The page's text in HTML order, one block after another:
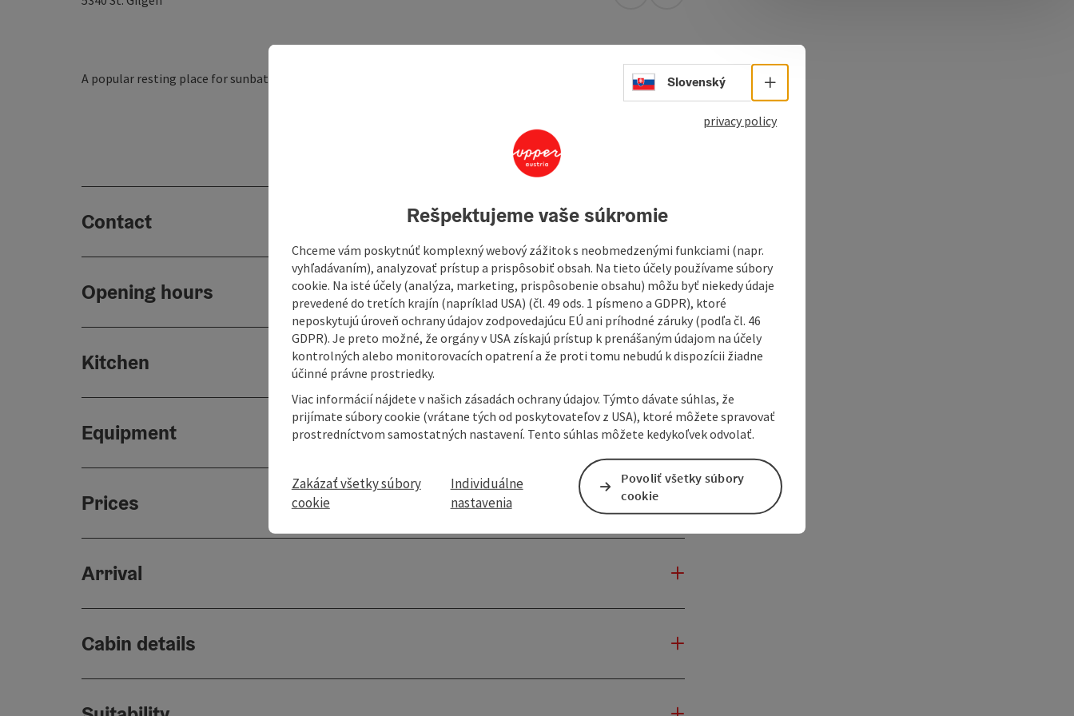
A popular resting place for sunbathing and relaxing with a fantastic view of Lake Wolfgangsee
Contact
Opening hours
Kitchen
Equipment
Prices
Arrival
Cabin details
Select language - Open menu
Slovenský
privacy policy
Rešpektujeme vaše súkromie
Chceme vám poskytnúť komplexný webový zážitok s neobmedzenými funkciami (napr.
vyhľadávaním), analyzovať prístup a prispôsobiť obsah. Na tieto účely používame súbory
cookie. Na isté účely (analýza, marketing, prispôsobenie obsahu) môžu byť niekedy údaje
prevedené do tretích krajín (napríklad USA) (čl. 49 ods. 1 písmeno a GDPR), ktoré
neposkytujú úroveň ochrany údajov zodpovedajúcu EÚ ani príhodné záruky (podľa čl. 46
GDPR). Je preto možné, že orgány v USA získajú prístup k prenášaným údajom na účely
kontrolných alebo monitorovacích opatrení a že proti tomu nebudú k dispozícii žiadne
účinné právne prostriedky.
Viac informácií nájdete v našich zásadách ochrany údajov. Týmto dávate súhlas, že
prijímate súbory cookie (vrátane tých od poskytovateľov z USA), ktoré môžete spravovať
prostredníctvom samostatných nastavení. Tento súhlas môžete kedykoľvek odvolať.
Zakázať všetky súbory
cookie
Individuálne
nastavenia
Povoliť všetky súbory
cookie